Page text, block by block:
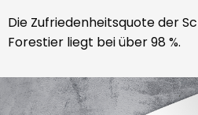
Die Zufriedenheitsquote der
Forestier liegt bei über 98 %.